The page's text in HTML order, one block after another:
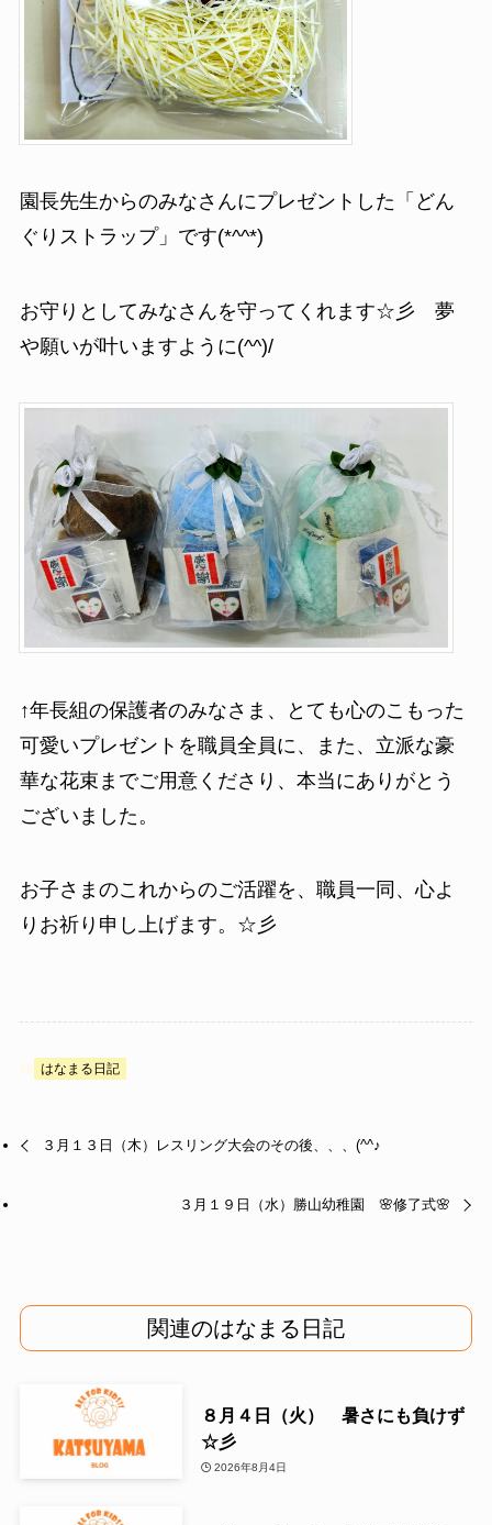
園長先生からのみなさんにプレゼントした「どん
ぐりストラップ」です(*^^*)
お守りとしてみなさんを守ってくれます☆彡 夢
や願いが叶いますように(^^)/
↑年長組の保護者のみなさま、とても心のこもった
可愛いプレゼントを職員全員に、また、立派な豪
華な花束までご用意くださり、本当にありがとう
ございました。
お子さまのこれからのご活躍を、職員一同、心よ
りお祈り申し上げます。☆彡
はなまる日記
３月１３日（木）レスリング大会のその後、、、(^^♪
３月１９日（水）勝山幼稚園 🌸修了式🌸
関連のはなまる日記
８月４日（火） 暑さにも負けず
☆彡
2026年8月4日